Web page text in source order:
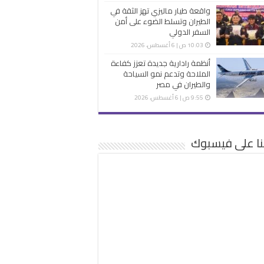
واقعة طيار ماليزي تهز الثقة في
الطيران وتسلط الضوء على أمن
السفر الدولي
10:03 ص | 6 أغسطس، 2026
أنظمة رادارية جديدة تعزز كفاءة
الملاحة وتدعم نمو السياحة
والطيران في مصر
9:55 ص | 6 أغسطس، 2026
على فيسبوك